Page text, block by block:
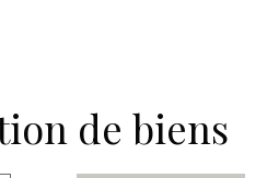
de biens